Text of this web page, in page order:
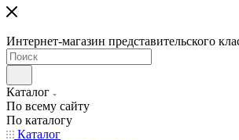
Интернет-магазин представительского
Каталог
По всему сайту
По каталогу
Каталог